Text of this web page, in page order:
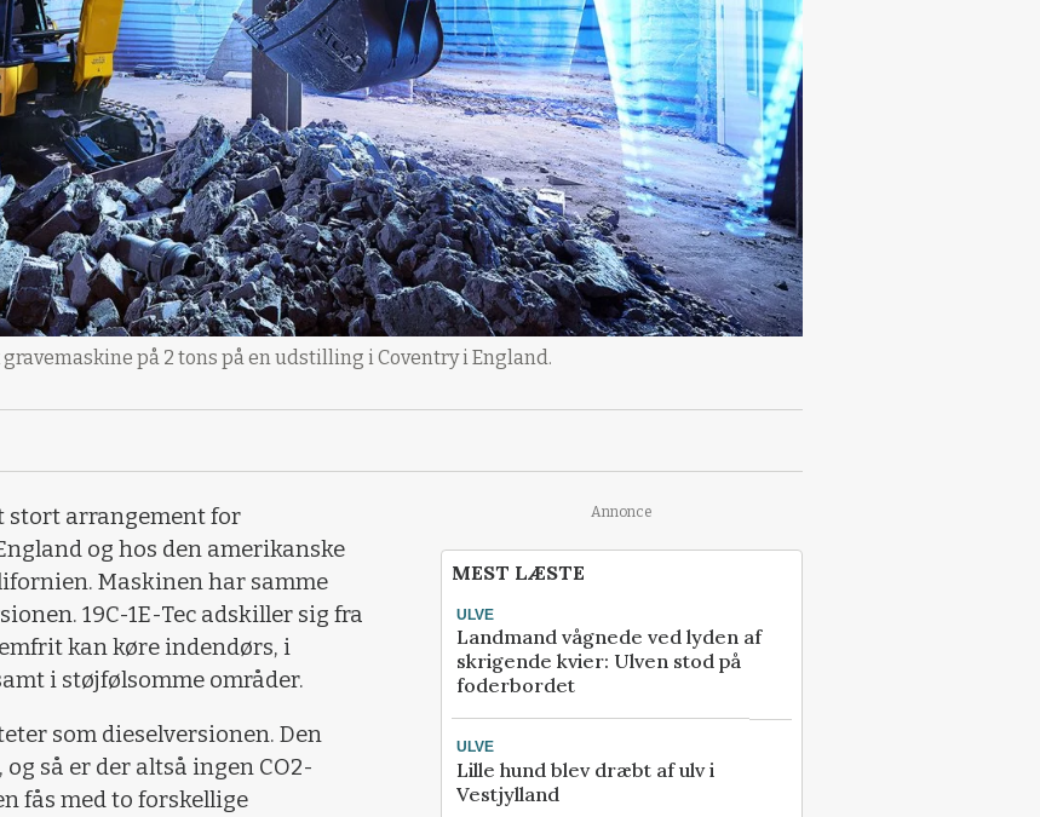
på 2 tons på en udstilling i Coventry i England.
stort arrangement for
og hos den amerikanske
Maskinen har samme
19C-1E-Tec adskiller sig fra
kan køre indendørs, i
i støjfølsomme områder.
som dieselversionen. Den
så er der altså ingen CO2-
fås med to forskellige
Annonce
MEST LÆSTE
ULVE
Landmand vågnede ved lyden af
skrigende kvier: Ulven stod på
foderbordet
ULVE
Lille hund blev dræbt af ulv i
Vestjylland